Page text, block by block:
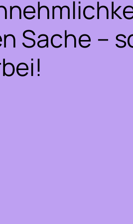
Sache –